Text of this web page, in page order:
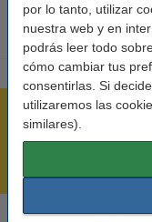
por lo tanto, utilizar
nuestra web y en
podrás leer todo
cómo cambiar tus
consentirlas. Si
utilizaremos las
similares).
¡Recibe en 24 horas!